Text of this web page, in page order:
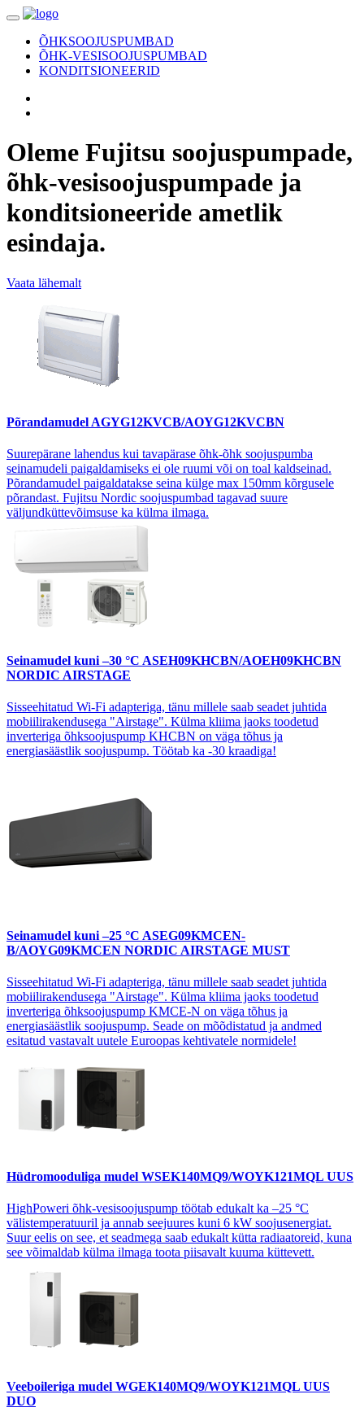
ÕHKSOOJUSPUMBAD
ÕHK-VESISOOJUSPUMBAD
KONDITSIONEERID
Oleme Fujitsu soojuspumpade,
õhk-vesisoojuspumpade ja
konditsioneeride ametlik
esindaja.
Vaata lähemalt
Põrandamudel AGYG12KVCB/AOYG12KVCBN
Suurepärane lahendus kui tavapärase õhk-õhk soojuspumba
seinamudeli paigaldamiseks ei ole ruumi või on toal kaldseinad.
Põrandamudel paigaldatakse seina külge max 150mm kõrgusele
põrandast. Fujitsu Nordic soojuspumbad tagavad suure
väljundküttevõimsuse ka külma ilmaga.
Seinamudel kuni –30 °C ASEH09KHCBN/AOEH09KHCBN
NORDIC AIRSTAGE
Sisseehitatud Wi-Fi adapteriga, tänu millele saab seadet juhtida
mobiilirakendusega "Airstage". Külma kliima jaoks toodetud
inverteriga õhksoojuspump KHCBN on väga tõhus ja
energiasäästlik soojuspump. Töötab ka -30 kraadiga!
Seinamudel kuni –25 °C ASEG09KMCEN-
B/AOYG09KMCEN NORDIC AIRSTAGE MUST
Sisseehitatud Wi-Fi adapteriga, tänu millele saab seadet juhtida
mobiilirakendusega "Airstage". Külma kliima jaoks toodetud
inverteriga õhksoojuspump KMCE-N on väga tõhus ja
energiasäästlik soojuspump. Seade on mõõdistatud ja andmed
esitatud vastavalt uutele Euroopas kehtivatele normidele!
Hüdromooduliga mudel WSEK140MQ9/WOYK121MQL UUS
HighPoweri õhk-vesisoojuspump töötab edukalt ka –25 °C
välistemperatuuril ja annab seejuures kuni 6 kW soojusenergiat.
Suur eelis on see, et seadmega saab edukalt kütta radiaatoreid, kuna
see võimaldab külma ilmaga toota piisavalt kuuma küttevett.
Veeboileriga mudel WGEK140MQ9/WOYK121MQL UUS
DUO